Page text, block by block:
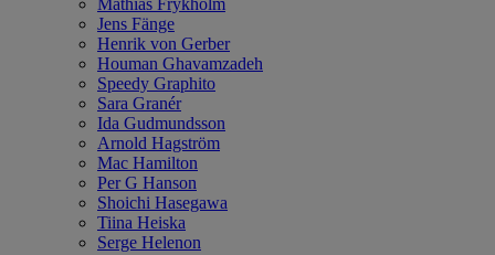
Jens Fänge
Henrik von Gerber
Houman Ghavamzadeh
Speedy Graphito
Sara Granér
Ida Gudmundsson
Arnold Hagström
Mac Hamilton
Per G Hanson
Shoichi Hasegawa
Tiina Heiska
Serge Helenon